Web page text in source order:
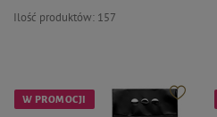
Ilość produktów: 157
W PROMOCJI